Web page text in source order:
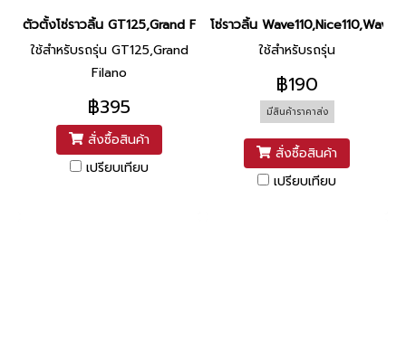
ตัวตั้งโซ่ราวลิ้น GT125,Grand Filano แท้ศูนย์ ยี่ห้อ Yamaha
ใช้สำหรับรถรุ่น GT125,Grand
Filano
฿395
สั่งซื้อสินค้า
เปรียบเทียบ
โซ่ราวลิ้น
ใช้สำหรับรถรุ่น
฿190
มีสินค้าราคาส่ง
สั่งซื้อสินค้า
เปรียบเทียบ